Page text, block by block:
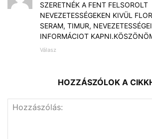
SZERETNÉK A FENT FELSOROLT
NEVEZETESSÉGEKEN KIVÜL
SERAM, TIMUR,
INFORMÁCIOT
Válasz
HOZZÁSZÓLOK A